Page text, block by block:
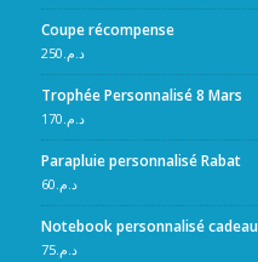
Coupe récompense
د.م.250
Trophée Personnalisé 8 Mars
د.م.170
Parapluie personnalisé Rabat
د.م.60
Notebook personnalisé
د.م.75